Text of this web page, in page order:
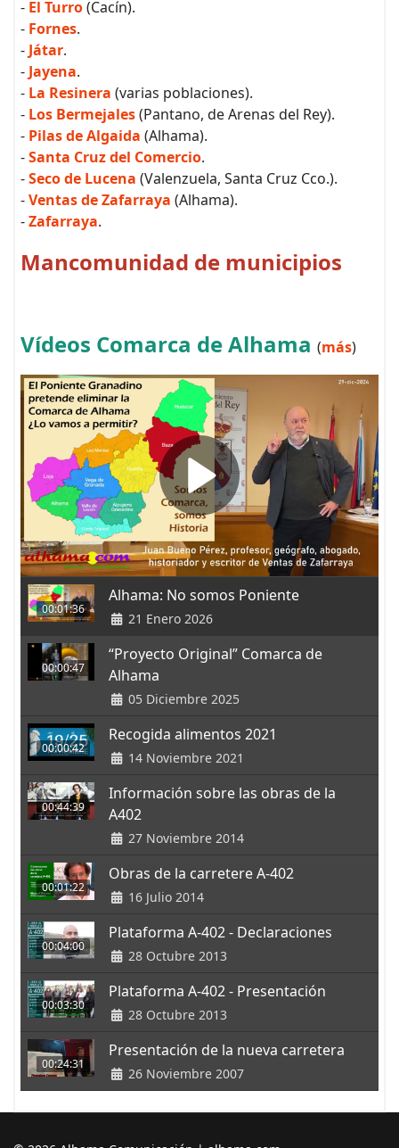
- El Turro(Cacín).
- Fornes.
-Játar.
-Jayena.
- La Resinera (varias poblaciones).
- Los Bermejales(Pantano, de Arenas del Rey).
- Pilas de Algaida (Alhama).
-Santa Cruz del Comercio.
-Seco de Lucena (Valenzuela, Santa Cruz Cco.).
-Ventas de Zafarraya (Alhama).
-Zafarraya.
Mancomunidad de municipios
Vídeos Comarca de Alhama (más)
00:01:36
Alhama: No somos Poniente
21 Enero 2026
00:00:47
“Proyecto Original” Comarca de
Alhama
05 Diciembre 2025
00:00:42
Recogida alimentos 2021
14 Noviembre 2021
00:44:39
Información sobre las obras de la
A402
27 Noviembre 2014
00:01:22
Obras de la carretere A-402
16 Julio 2014
00:04:00
Plataforma A-402 - Declaraciones
28 Octubre 2013
00:03:30
Plataforma A-402 - Presentación
28 Octubre 2013
00:24:31
Presentación de la nueva carretera
26 Noviembre 2007